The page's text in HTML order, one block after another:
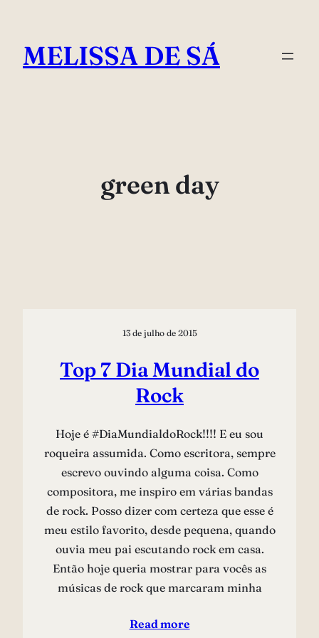
conteúdo
MELISSA DE SÁ
green day
13 de julho de 2015
Top 7 Dia Mundial do
Rock
Hoje é #DiaMundialdoRock!!!! E eu sou
roqueira assumida. Como escritora, sempre
escrevo ouvindo alguma coisa. Como
compositora, me inspiro em várias bandas
de rock. Posso dizer com certeza que esse é
meu estilo favorito, desde pequena, quando
ouvia meu pai escutando rock em casa.
Então hoje queria mostrar para vocês as
músicas de rock que marcaram minha
Read more